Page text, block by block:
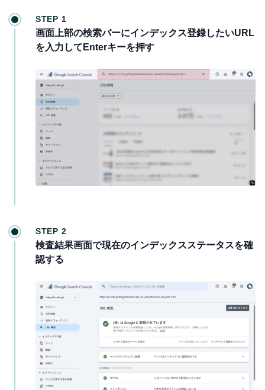
STEP 1
画面上部の検索バーにインデックス登録したいURL
を入力してEnterキーを押す
STEP 2
検査結果画面で現在のインデックスステータスを確
認する